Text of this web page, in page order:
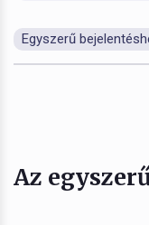
Egyszerű
Az